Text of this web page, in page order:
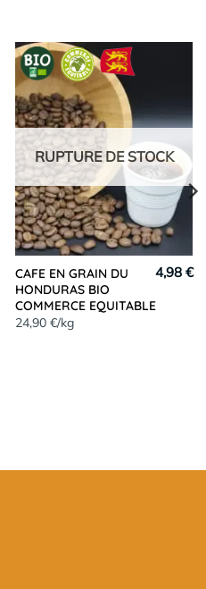
RUPTURE DE STOCK
CAFE EN GRAIN DU
HONDURAS BIO
COMMERCE EQUITABLE
24,90 €/kg
4,98 €